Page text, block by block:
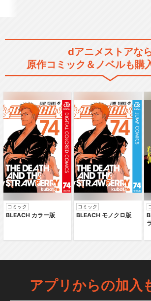
dアニメストアな
原作コミック＆ノベルも購
コミック
BLEACH カラー版
コミック
BLEACH モノクロ版
アプリからの加入